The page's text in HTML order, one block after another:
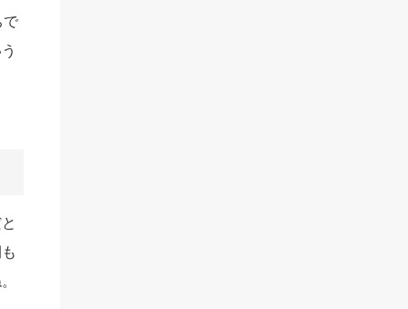
で